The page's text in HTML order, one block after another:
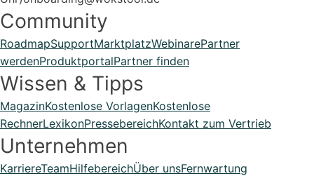
Community
RoadmapSupportMarktplatzWebinarePartner
werdenProduktportalPartner finden
Wissen & Tipps
MagazinKostenlose VorlagenKostenlose
RechnerLexikonPressebereichKontakt zum Vertrieb
Unternehmen
KarriereTeamHilfebereichÜber unsFernwartung